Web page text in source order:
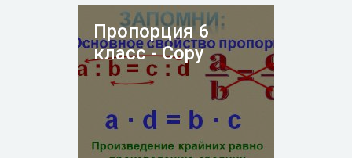
математики.
Пропорция 6
класс - Copy